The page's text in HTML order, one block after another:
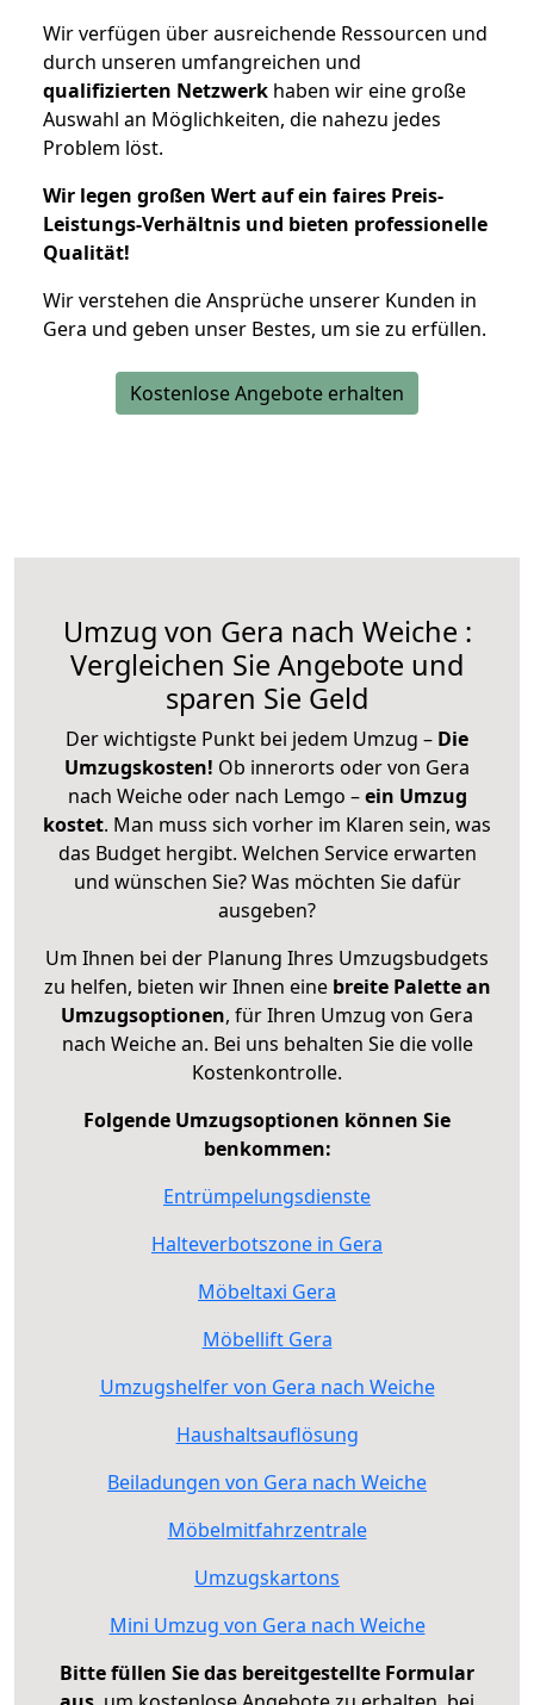
Wir verfügen über ausreichende Ressourcen und
durch unseren umfangreichen und
qualifizierten Netzwerk haben wir eine große
Auswahl an Möglichkeiten, die nahezu jedes
Problem löst.
Wir legen großen Wert auf ein faires Preis-
Leistungs-Verhältnis und bieten professionelle
Qualität!
Wir verstehen die Ansprüche unserer Kunden in
Gera und geben unser Bestes, um sie zu erfüllen.
Kostenlose Angebote erhalten
Umzug von Gera nach Weiche :
Vergleichen Sie Angebote und
sparen Sie Geld
Der wichtigste Punkt bei jedem Umzug – Die
Umzugskosten! Ob innerorts oder von Gera
nach Weiche oder nach Lemgo –ein Umzug
kostet. Man muss sich vorher im Klaren sein, was
das Budget hergibt. Welchen Service erwarten
und wünschen Sie? Was möchten Sie dafür
ausgeben?
Um Ihnen bei der Planung Ihres Umzugsbudgets
zu helfen, bieten wir Ihnen eine breite Palette an
Umzugsoptionen, für Ihren Umzug von Gera
nach Weiche an. Bei uns behalten Sie die volle
Kostenkontrolle.
Folgende Umzugsoptionen können Sie
benkommen:
Entrümpelungsdienste
Halteverbotszone in Gera
Möbeltaxi Gera
Möbellift Gera
Umzugshelfer von Gera nach Weiche
Haushaltsauflösung
Beiladungen von Gera nach Weiche
Möbelmitfahrzentrale
Umzugskartons
Mini Umzug von Gera nach Weiche
Bitte füllen Sie das bereitgestellte Formular